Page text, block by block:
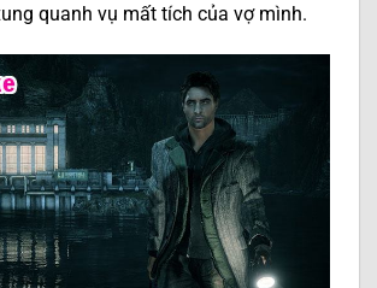
quanh vụ mất tích của vợ mình.